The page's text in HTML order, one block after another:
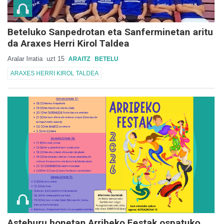
Beteluko Sanpedrotan eta Sanferminetan aritu
da Araxes Herri Kirol Taldea
Aralar Irratia uzt 15 ARAITZ BETELU
ARAXES HERRI KIROL TALDEA